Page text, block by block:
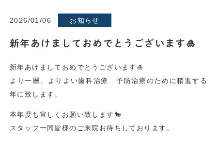
2026/01/06 お知らせ
新年あけましておめでとうございます🎍
新年あけましておめでとうございます🎍
より一層、よりよい歯科治療 予防治療のために精進する
年に致します。
本年度も宜しくお願い致します🐎
スタッフ一同皆様のご来院お待ちしております。